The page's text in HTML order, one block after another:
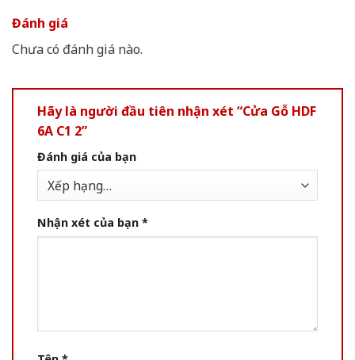
Đánh giá
Chưa có đánh giá nào.
Hãy là người đầu tiên nhận xét “Cửa Gỗ HDF
6A C1 2”
Đánh giá của bạn
Nhận xét của bạn *